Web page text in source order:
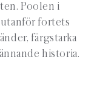
Poolen i
utanför fortets
färgstarka
historia.